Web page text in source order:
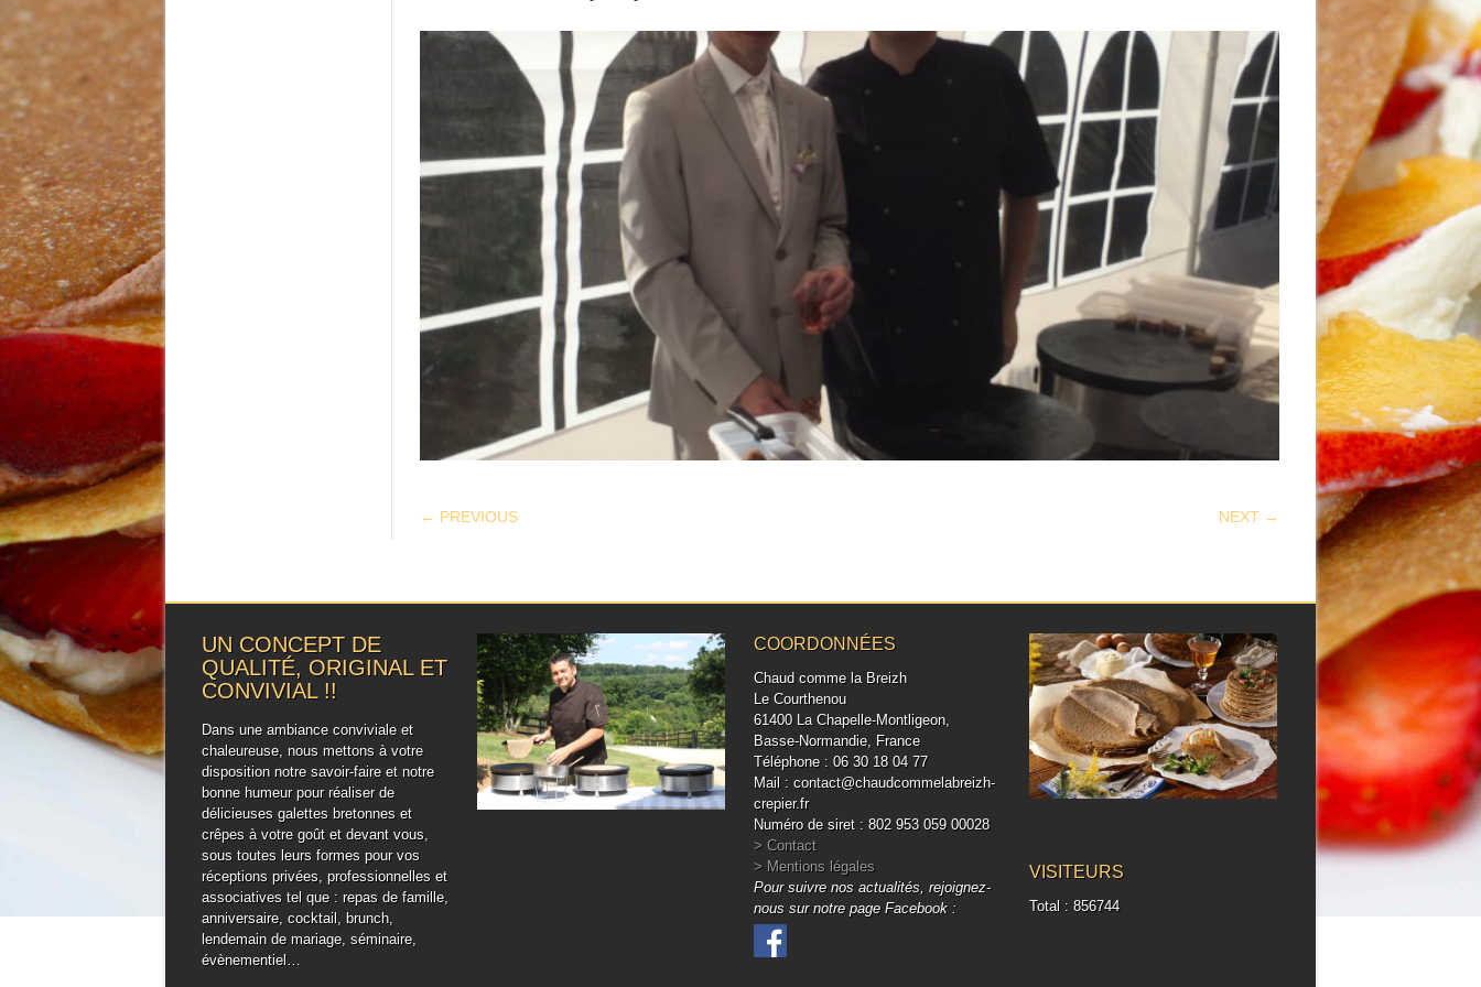
POST NAVIGATION
← PREVIOUS NEXT →
UN CONCEPT DE
QUALITÉ, ORIGINAL ET
CONVIVIAL !!
Dans une ambiance conviviale et
chaleureuse, nous mettons à votre
disposition notre savoir-faire et notre
bonne humeur pour réaliser de
délicieuses galettes bretonnes et
crêpes à votre goût et devant vous,
sous toutes leurs formes pour vos
réceptions privées, professionnelles et
associatives tel que : repas de famille,
anniversaire, cocktail, brunch,
lendemain de mariage, séminaire,
évènementiel…
COORDONNÉES
Chaud comme la Breizh
Le Courthenou
61400 La Chapelle-Montligeon,
Basse-Normandie, France
Téléphone : 06 30 18 04 77
Mail : contact@chaudcommelabreizh-
crepier.fr
Numéro de siret : 802 953 059 00028
> Contact
> Mentions légales
Pour suivre nos actualités, rejoignez-
nous sur notre page Facebook :
VISITEURS
Total : 856744